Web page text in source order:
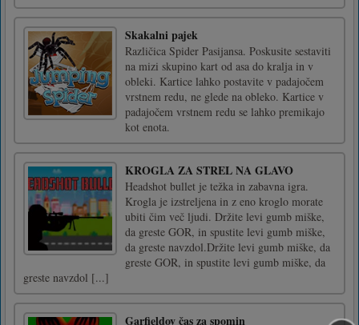
Skakalni pajek
Različica Spider Pasijansa. Poskusite sestaviti
na mizi skupino kart od asa do kralja in v
obleki. Kartice lahko postavite v padajočem
vrstnem redu, ne glede na obleko. Kartice v
padajočem vrstnem redu se lahko premikajo
kot enota.
KROGLA ZA STREL NA GLAVO
Headshot bullet je težka in zabavna igra.
Krogla je izstreljena in z eno kroglo morate
ubiti čim več ljudi. Držite levi gumb miške,
da greste GOR, in spustite levi gumb miške,
da greste navzdol.Držite levi gumb miške, da
greste GOR, in spustite levi gumb miške, da
greste navzdol [...]
Garfieldov čas za spomin